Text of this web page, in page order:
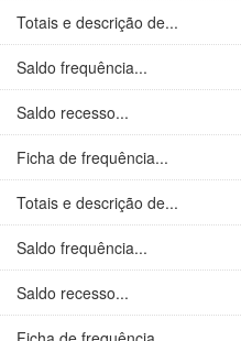
Totais e descrição de...
Saldo frequência...
Saldo recesso...
Ficha de frequência...
Totais e descrição de...
Saldo frequência...
Saldo recesso...